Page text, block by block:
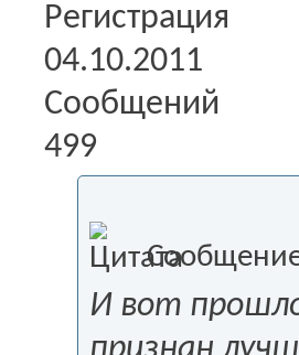
Регистрация
04.10.2011
Сообщений
499
И вот прошло